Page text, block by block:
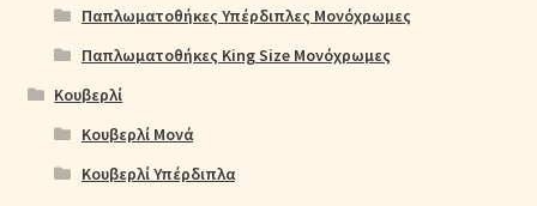
Παπλωματοθήκες Υπέρδιπλες Μονόχρωμες
Παπλωματοθήκες King Size Μονόχρωμες
Κουβερλί
Κουβερλί Μονά
Κουβερλί Υπέρδιπλα